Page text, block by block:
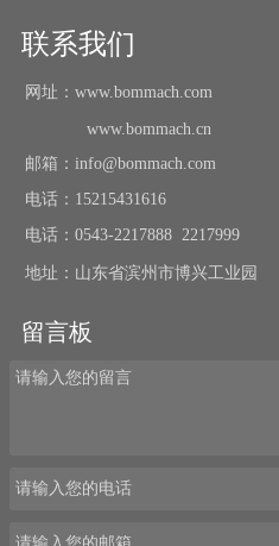
联系我们
网址：www.bommach.com
www.bommach.cn
邮箱：info@bommach.com
电话：15215431616
电话：0543-2217888 2217999
地址：山东省滨州市博兴工业园
留言板